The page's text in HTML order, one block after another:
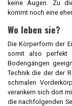
keine Augen. Zu
kommt noch eine
Wo leben sie?
Die Körperform der
somit also perfekt
Bodengängen
Technik die der der
schmalen
verankern sich dort
die nachfolgenden